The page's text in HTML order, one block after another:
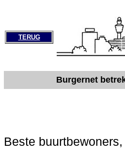
TERUG
Burgernet
Beste buurtbewoners,